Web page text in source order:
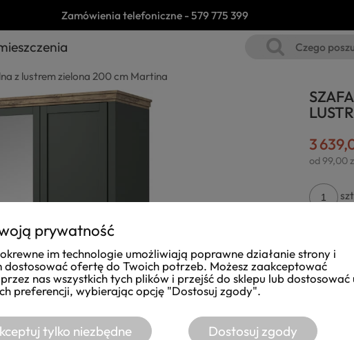
z lustrem zielona 200 cm Martina
3
od 99,00
Zamówienia telefoniczne -579 775 399
prywatność
im technologie umożliwiają poprawne działanie strony i
dostosować ofertę do Twoich potrzeb. Możesz zaakceptować
nas wszystkich tych plików i przejść do sklepu lub dostosować
preferencji, wybierając opcję "Dostosuj zgody".
tylko niezbędne Dostosuj zgody